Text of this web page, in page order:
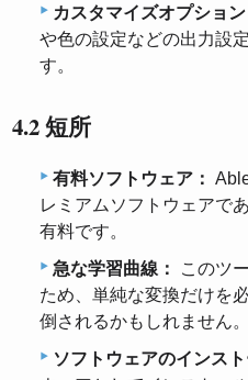
カスタマイズオプション
や色の設定などの出力設
す。
4.2 短所
有料ソフトウェア：
レミアムソフトウェアで
有料です。
急な学習曲線：
このツ
ため、単純な変換だけを
倒されるかもしれません。
ソフトウェアのインスト